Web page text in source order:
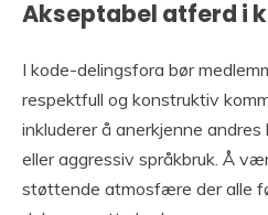
Akseptabel atferd i
I kode-delingsfora bør
respektfull og konstruktiv
inkluderer å anerkjenne
eller aggressiv språkbruk. Å
støttende atmosfære der alle